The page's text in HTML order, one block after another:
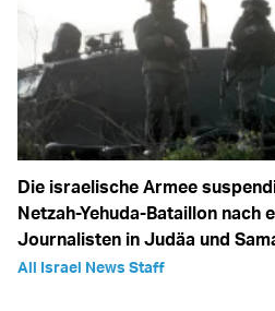
Die israelische Armee
Netzah-Yehuda-Bataillon nach
Journalisten in Judäa und
All Israel News Staff